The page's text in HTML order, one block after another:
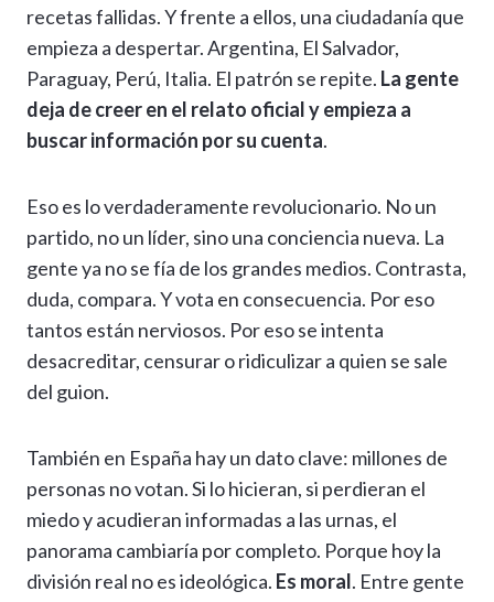
recetas fallidas. Y frente a ellos, una ciudadanía que
empieza a despertar. Argentina, El Salvador,
Paraguay, Perú, Italia. El patrón se repite. La gente
deja de creer en el relato oficial y empieza a
buscar información por su cuenta.
Eso es lo verdaderamente revolucionario. No un
partido, no un líder, sino una conciencia nueva. La
gente ya no se fía de los grandes medios. Contrasta,
duda, compara. Y vota en consecuencia. Por eso
tantos están nerviosos. Por eso se intenta
desacreditar, censurar o ridiculizar a quien se sale
del guion.
También en España hay un dato clave: millones de
personas no votan. Si lo hicieran, si perdieran el
miedo y acudieran informadas a las urnas, el
panorama cambiaría por completo. Porque hoy la
división real no es ideológica. Es moral. Entre gente